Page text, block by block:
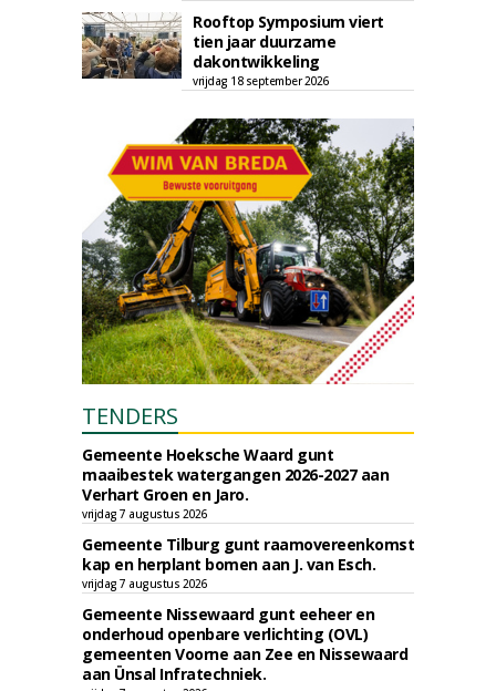
Rooftop Symposium viert
tien jaar duurzame
dakontwikkeling
vrijdag 18 september 2026
TENDERS
Gemeente Hoeksche Waard gunt
maaibestek watergangen 2026-2027 aan
Verhart Groen en Jaro.
vrijdag 7 augustus 2026
Gemeente Tilburg gunt raamovereenkomst
kap en herplant bomen aan J. van Esch.
vrijdag 7 augustus 2026
Gemeente Nissewaard gunt eeheer en
onderhoud openbare verlichting (OVL)
gemeenten Voorne aan Zee en Nissewaard
aan Ünsal Infratechniek.